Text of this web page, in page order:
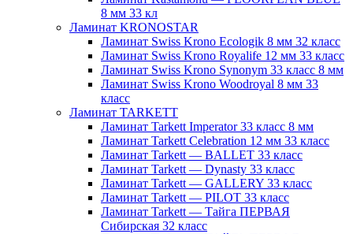
8 мм 33 кл
Ламинат KRONOSTAR
Ламинат Swiss Krono Ecologik 8 мм 32 класс
Ламинат Swiss Krono Royalife 12 мм 33 класс
Ламинат Swiss Krono Synonym 33 класс 8 мм
Ламинат Swiss Krono Woodroyal 8 мм 33
класс
Ламинат TARKETT
Ламинат Tarkett Imperator 33 класс 8 мм
Ламинат Tarkett Celebration 12 мм 33 класс
Ламинат Tarkett — BALLET 33 класс
Ламинат Tarkett — Dynasty 33 класс
Ламинат Tarkett — GALLERY 33 класс
Ламинат Tarkett — PILOT 33 класс
Ламинат Tarkett — Тайга ПЕРВАЯ
Сибирская 32 класс